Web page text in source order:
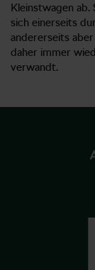
Kleinstwagen ab.
sich einerseits
andererseits
daher immer
verwandt.